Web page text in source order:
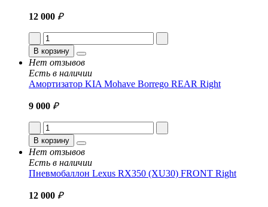
12 000 ₽
В корзину
Нет отзывов
Есть в наличии
Амортизатор KIA Mohave Borrego REAR Right
9 000 ₽
В корзину
Нет отзывов
Есть в наличии
Пневмобаллон Lexus RX350 (XU30) FRONT Right
12 000 ₽